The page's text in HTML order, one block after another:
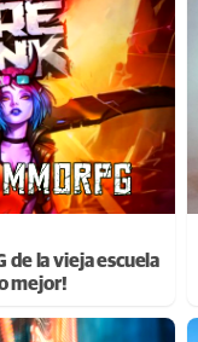
de la vieja escuela
mejor!